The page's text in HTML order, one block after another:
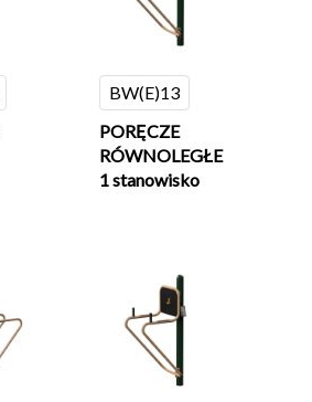
BW(E)13
PORĘCZE
RÓWNOLEGŁE
1 stanowisko